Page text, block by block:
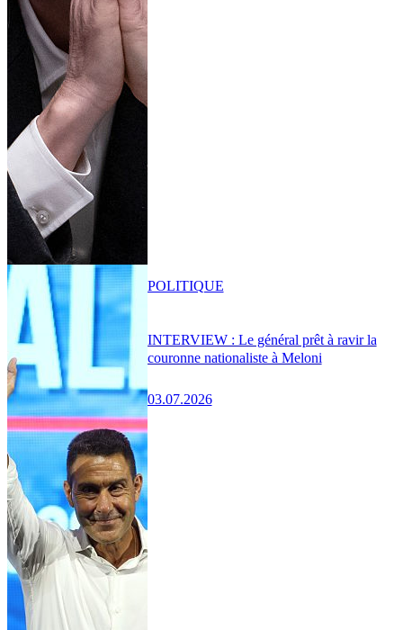
INTERVIEW : Le général prêt à ravir la
couronne nationaliste à Meloni
03.07.2026
POLITIQUE